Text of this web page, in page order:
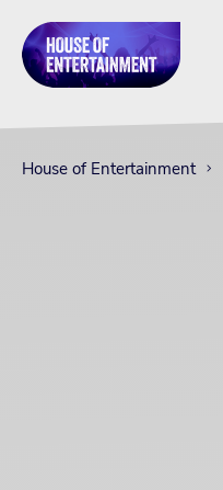
House of Entertainment